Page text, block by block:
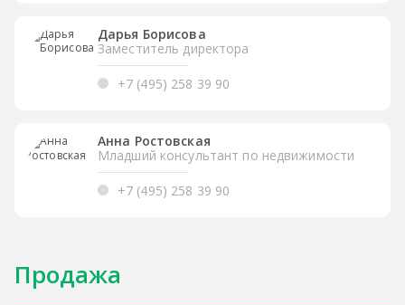
Дарья Борисова
Заместитель директора
+7 (495) 258 39 90
Анна Ростовская
Младший консультант по недвижимости
+7 (495) 258 39 90
Продажа